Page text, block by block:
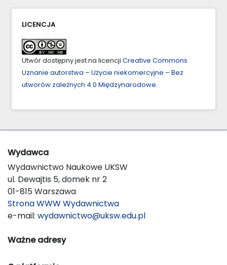
LICENCJA
Utwór dostępny jest na licencji Creative Commons
Uznanie autorstwa – Użycie niekomercyjne – Bez
utworów zależnych 4.0 Międzynarodowe.
Wydawca
Wydawnictwo Naukowe UKSW
ul. Dewajtis 5, domek nr 2
01-815 Warszawa
Strona WWW Wydawnictwa
e-mail: wydawnictwo@uksw.edu.pl
Ważne adresy